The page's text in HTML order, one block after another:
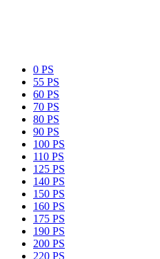
0 PS
55 PS
60 PS
70 PS
80 PS
90 PS
100 PS
110 PS
125 PS
140 PS
150 PS
160 PS
175 PS
190 PS
200 PS
220 PS